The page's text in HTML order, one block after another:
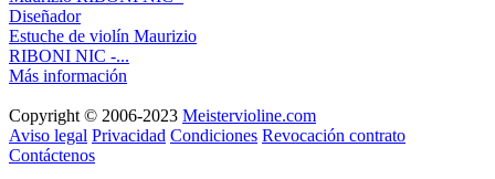
Estuche de violín Maurizio
RIBONI NIC -...
Más información
Copyright © 2006-2023 Meistervioline.com
Aviso legal Privacidad Condiciones Revocación contrato
Contáctenos